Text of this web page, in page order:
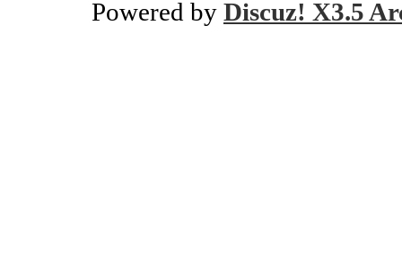
Powered by Discuz! X3.5